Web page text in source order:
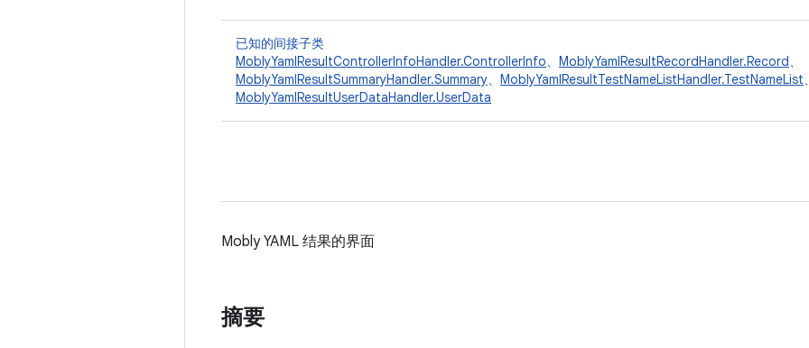
已知的间接子类
MoblyYamlResultControllerInfoHandler.ControllerInfo、 MoblyYamlResultRecordHandler.Record、
MoblyYamlResultSummaryHandler.Summary、 MoblyYamlResultTestNameListHandler.TestNameList
MoblyYamlResultUserDataHandler.UserData
Mobly YAML 结果的界面
摘要